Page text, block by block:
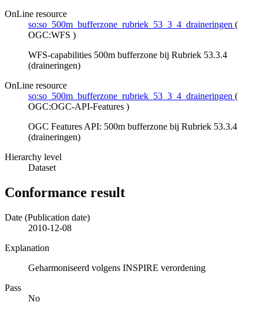
OnLine resource
so:so_500m_bufferzone_rubriek_53_3_4_draineringen (
OGC:WFS )
WFS-capabilities 500m bufferzone bij Rubriek 53.3.4
(draineringen)
OnLine resource
so:so_500m_bufferzone_rubriek_53_3_4_draineringen (
OGC:OGC-API-Features )
OGC Features API: 500m bufferzone bij Rubriek 53.3.4
(draineringen)
Hierarchy level
Dataset
Conformance result
Date (Publication date)
2010-12-08
Explanation
Geharmoniseerd volgens INSPIRE verordening
Pass
No